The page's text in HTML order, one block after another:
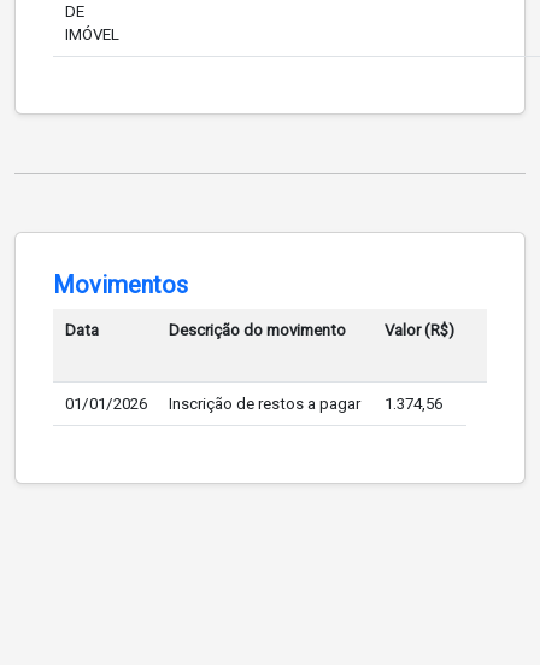
DE
IMÓVEL
Movimentos
Data Descrição do movimento Valor (R$)
01/01/2026 Inscrição de restos a pagar 1.374,56